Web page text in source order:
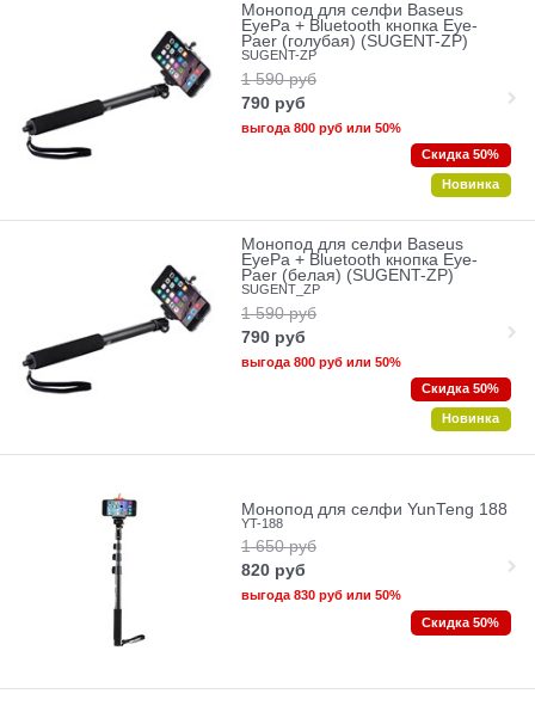
Монопод для селфи Baseus
EyePa + Bluetooth кнопка Eye-
Paer (голубая) (SUGENT-ZP)
SUGENT-ZP
1 590 руб
790 руб
выгода 800 рубили 50%
Скидка 50%
Новинка
Монопод для селфи Baseus
EyePa + Bluetooth кнопка Eye-
Paer (белая) (SUGENT-ZP)
SUGENT_ZP
1 590 руб
790 руб
выгода 800 рубили 50%
Скидка 50%
Новинка
Монопод для селфи YunTeng 188
YT-188
1 650 руб
820 руб
выгода 830 рубили 50%
Скидка 50%